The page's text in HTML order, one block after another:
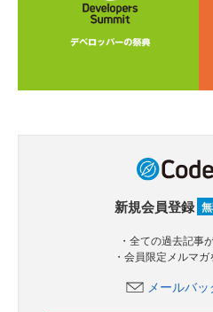
新規会員登録
・全ての過去記事
・会員限定メルマ
メールバ